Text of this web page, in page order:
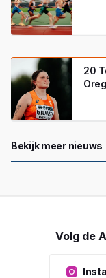
20
Bekijk meer nieuws
Volg de